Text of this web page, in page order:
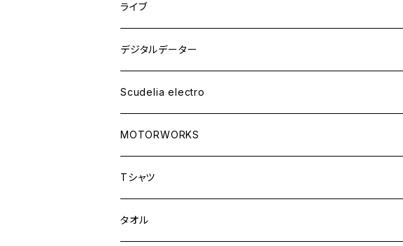
ライブ
デジタルデーター
Scudelia electro
MOTORWORKS
Tシャツ
タオル